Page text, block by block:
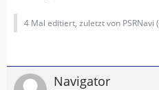
4 Mal editiert, zuletzt von PSRNavi (
Navigator